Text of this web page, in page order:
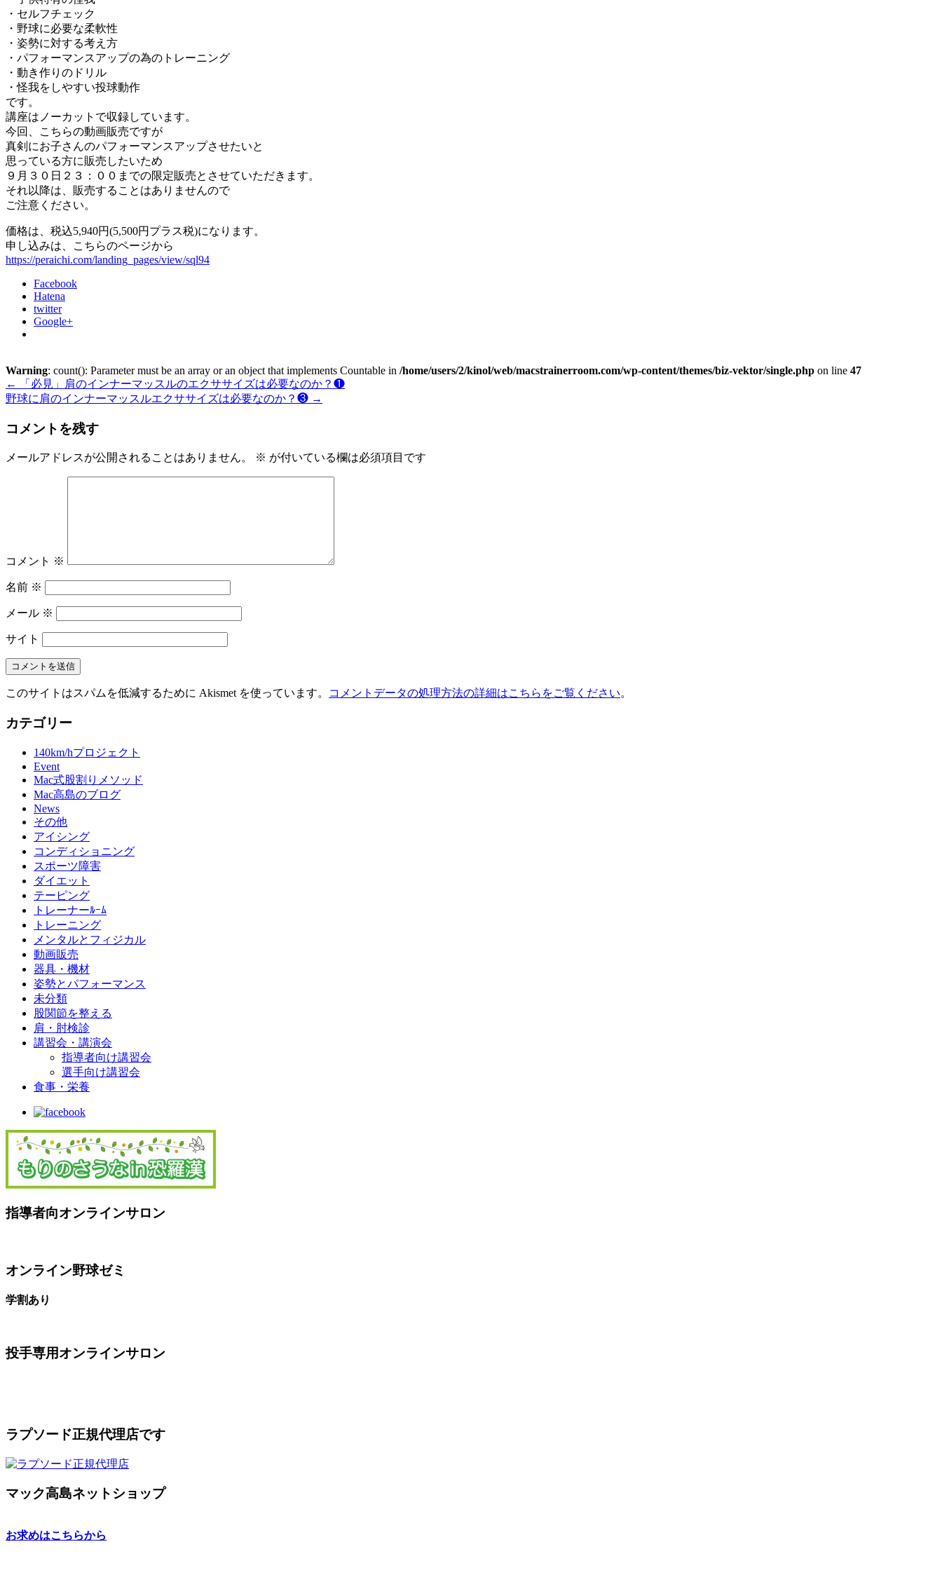
・セルフチェック
・野球に必要な柔軟性
・姿勢に対する考え方
・パフォーマンスアップの為のトレーニング
・動き作りのドリル
・怪我をしやすい投球動作
です。
講座はノーカットで収録しています。
今回、こちらの動画販売ですが
真剣にお子さんのパフォーマンスアップさせたいと
思っている方に販売したいため
９月３０日２３：００までの限定販売とさせていただきます。
それ以降は、販売することはありませんので
ご注意ください。
価格は、税込5,940円(5,500円プラス税)になります。
申し込みは、こちらのページから
https://peraichi.com/landing_pages/view/sql94
Facebook
Hatena
twitter
Google+
Warning: count(): Parameter must be an array or an object that implements Countable in /home/users/2/kinol/web/macstrainerroom.com/wp-content/themes/biz-vektor/single.php on line 47
←
「必見」肩のインナーマッスルのエクササイズは必要なのか？❶
野球に肩のインナーマッスルエクササイズは必要なのか？❸ →
コメントを残す
メールアドレスが公開されることはありません。 ※ が付いている欄は必須項目です
コメント ※
名前 ※
メール ※
サイト
このサイトはスパムを低減するために Akismet を使っています。 コメントデータの処理方法の詳細はこちらをご覧ください。
カテゴリー
140km/hプロジェクト
Event
Mac式股割りメソッド
Mac高島のブログ
News
その他
アイシング
コンディショニング
スポーツ障害
ダイエット
テーピング
トレーナーﾙｰﾑ
トレーニング
メンタルとフィジカル
動画販売
器具・機材
姿勢とパフォーマンス
未分類
股関節を整える
肩・肘検診
講習会・講演会
指導者向け講習会
選手向け講習会
食事・栄養
指導者向オンラインサロン
オンライン野球ゼミ
学割あり
投手専用オンラインサロン
ラプソード正規代理店です
マック高島ネットショップ
お求めはこちらから